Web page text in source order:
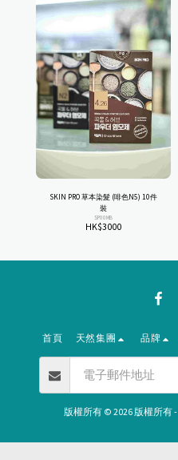
SKIN PRO 草本染髮 (啡色N5) 10件
裝
SP00MB
HK$3000
首頁 天然集團 品牌
版權所有 © 2026 版權所有 -